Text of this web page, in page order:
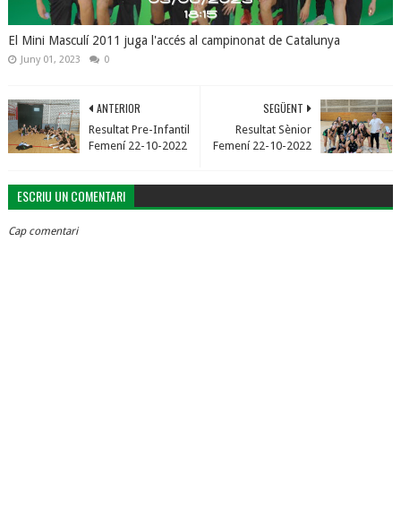
El Mini Masculí 2011 juga l'accés al campinonat de Catalunya
Juny 01, 2023 0
SEGÜENT
Resultat Sènior
Femení 22-10-2022
ANTERIOR
Resultat Pre-Infantil
Femení 22-10-2022
ESCRIU UN COMENTARI
Cap comentari